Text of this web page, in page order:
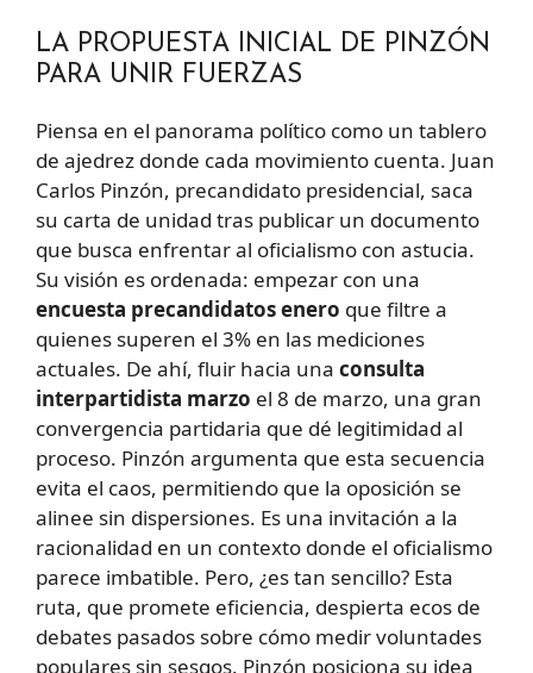
LA PROPUESTA INICIAL DE PINZÓN
PARA UNIR FUERZAS
Piensa en el panorama político como un tablero
de ajedrez donde cada movimiento cuenta. Juan
Carlos Pinzón, precandidato presidencial, saca
su carta de unidad tras publicar un documento
que busca enfrentar al oficialismo con astucia.
Su visión es ordenada: empezar con una
encuesta precandidatos enero que filtre a
quienes superen el 3% en las mediciones
actuales. De ahí, fluir hacia una consulta
interpartidista marzo el 8 de marzo, una gran
convergencia partidaria que dé legitimidad al
proceso. Pinzón argumenta que esta secuencia
evita el caos, permitiendo que la oposición se
alinee sin dispersiones. Es una invitación a la
racionalidad en un contexto donde el oficialismo
parece imbatible. Pero, ¿es tan sencillo? Esta
ruta, que promete eficiencia, despierta ecos de
debates pasados sobre cómo medir voluntades
populares sin sesgos. Pinzón posiciona su idea